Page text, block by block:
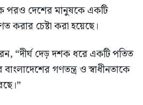
পরও দেশের মানুষকে একটি
করার চেষ্টা করা হয়েছে।
“দীর্ঘ দেড় দশক ধরে একটি পতিত
গণতন্ত্র ও স্বাধীনতাকে